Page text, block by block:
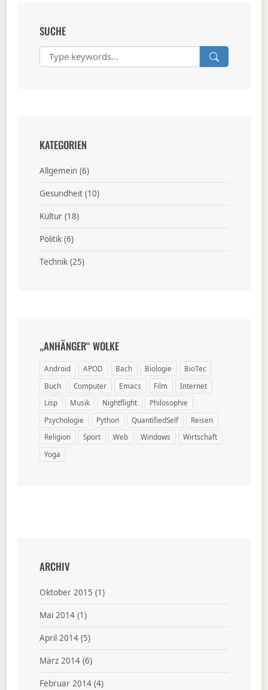
SUCHE
KATEGORIEN
Allgemein(6)
Gesundheit(10)
Kultur(18)
Politik(6)
Technik(25)
„ANHÄNGER“ WOLKE
Android APOD Bach Biologie
BioTec
Buch
Computer Emacs Film
Internet
Lisp
Musik Nightflight
Philosophie
Psychologie
Python QuantifiedSelf
Reisen
Religion
Sport Web Windows
Wirtschaft
Yoga
ARCHIV
Oktober 2015 (1)
Mai 2014(1)
April 2014(5)
März 2014(6)
Februar 2014(4)